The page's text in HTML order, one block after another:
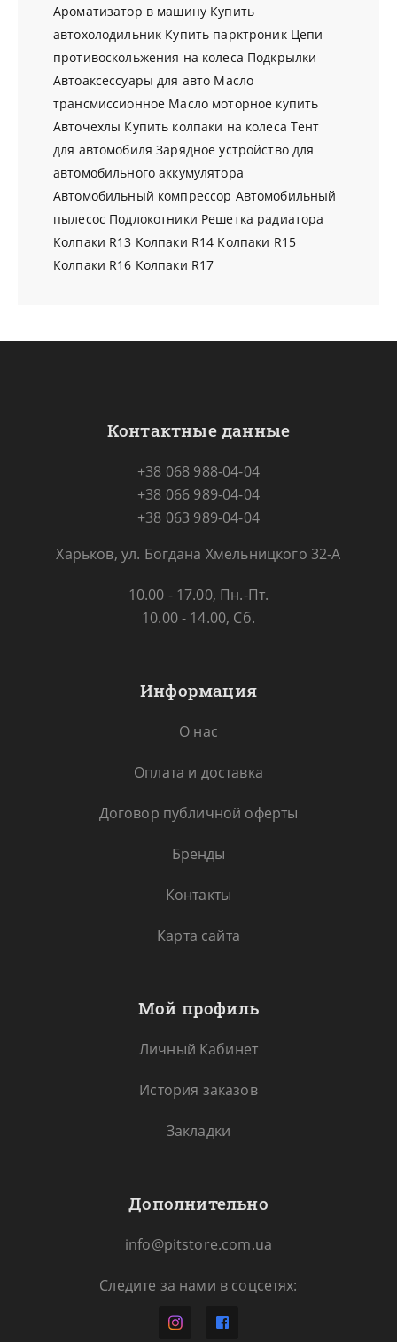
Ароматизатор в машину Купить
автохолодильник Купить парктроник Цепи
противоскольжения на колеса Подкрылки
Автоаксессуары для авто Масло
трансмиссионное Масло моторное купить
Авточехлы Купить колпаки на колеса Тент
для автомобиля Зарядное устройство для
автомобильного аккумулятора
Автомобильный компрессор Автомобильный
пылесос Подлокотники Решетка радиатора
Колпаки R13 Колпаки R14 Колпаки R15
Колпаки R16 Колпаки R17
Контактные данные
+38 068 988-04-04
+38 066 989-04-04
+38 063 989-04-04
Харьков, ул. Богдана Хмельницкого 32-А
10.00 - 17.00, Пн.-Пт.
10.00 - 14.00, Сб.
Информация
О нас
Оплата и доставка
Договор публичной оферты
Бренды
Контакты
Карта сайта
Мой профиль
Личный Кабинет
История заказов
Закладки
Дополнительно
info@pitstore.com.ua
Следите за нами в соцсетях: